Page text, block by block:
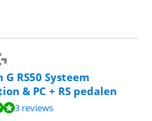
G RS50 Systeem
& PC + RS pedalen
op 3 reviews.
3 reviews